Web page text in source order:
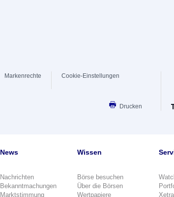
Markenrechte Cookie-Einstellungen
Drucken
News
Nachrichten
Bekanntmachungen
Marktstimmung
Wissen
Börse besuchen
Über die Börsen
Wertpapiere